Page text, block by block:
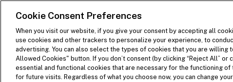
DOORGAAN NAAR HOOFDCONTENT
Visit the Five Guys homepage
Cookie Consent Preferences
When you visit our website, if you give your consent by accepting all
use cookies and other trackers to personalize your experience, to
advertising. You can also select the types of cookies that you are willing
Allowed Cookies" button. If you don’t consent (by clicking “Reject All” or
essential and functional cookies that are necessary for the functioning
for future visits. Regardless of what you choose now, you can change